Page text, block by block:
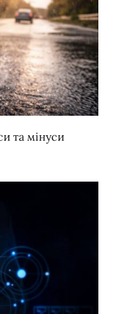
та мінуси